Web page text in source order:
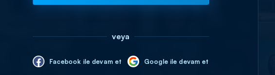
veya
Facebook ile devam et Google ile devam et